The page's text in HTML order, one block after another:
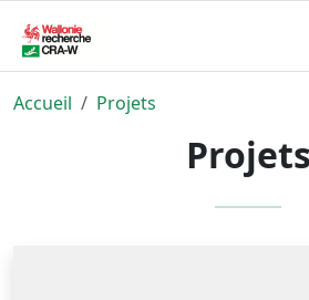
Accueil Projets
Projets